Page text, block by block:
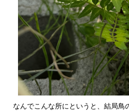
なんでこんな所にというと、結局鳥